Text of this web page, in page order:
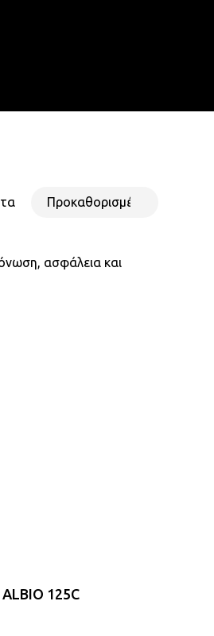
ασφάλεια και
ALBIO 125C